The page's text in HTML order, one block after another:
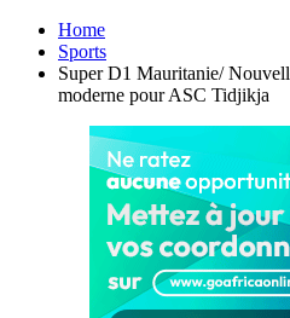
Home
Sports
Super D1 Mauritanie/
moderne pour ASC Tidjikja